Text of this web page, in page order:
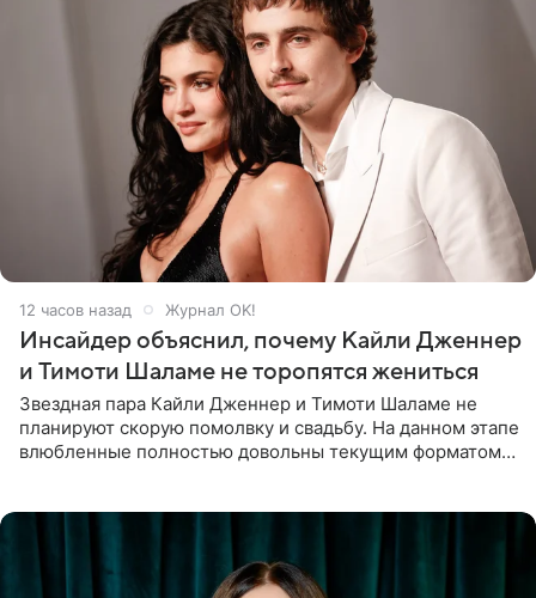
12 часов назад Журнал OK!
Инсайдер объяснил, почему Кайли Дженнер
и Тимоти Шаламе не торопятся жениться
Звездная пара Кайли Дженнер и Тимоти Шаламе не
планируют скорую помолвку и свадьбу. На данном этапе
влюбленные полностью довольны текущим форматом